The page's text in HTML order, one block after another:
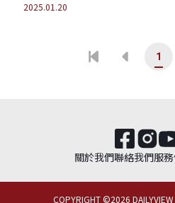
2025.01.20
1
關於我們聯絡我們服
COPYRIGHT ©2026